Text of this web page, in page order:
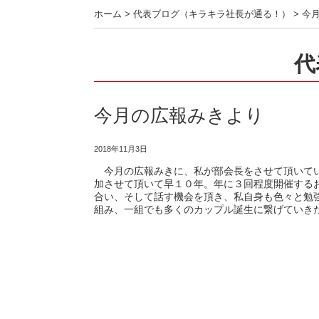
ホーム > 代表ブログ（キラキラ社長が通る！） > 今
今月の広報みきより
2018年11月3日
今月の広報みきに、私が部会長をさせて頂いて
加させて頂いて早１０年。年に３回程度開催す
合い、そして話す機会を頂き、私自身も色々と
組み、一組でも多くのカップル誕生に繋げていき